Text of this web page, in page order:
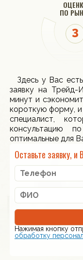
ПО
Здесь у Вас
заявку на Трейд-
минут и
короткую форму,
специалист,
консультацию
оптимальные для
Оставьте заявку,
Нажимая кнопку
обработку